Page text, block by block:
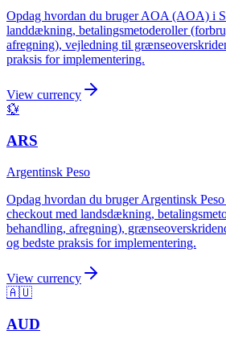
Opdag hvordan du bruger AOA (AOA) i
landdækning, betalingsmetoderoller
afregning), vejledning til
praksis for implementering.
View currency
💱
ARS
Argentinsk Peso
Opdag hvordan du bruger Argentinsk
checkout med landsdækning,
behandling, afregning),
og bedste praksis for implementering.
View currency
🇦🇺
AUD